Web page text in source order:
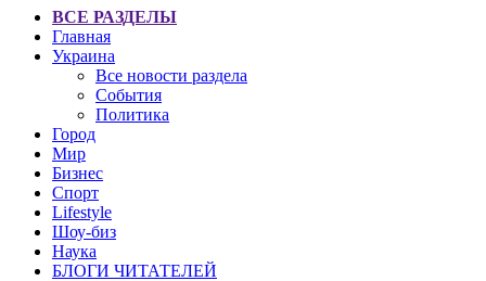
ВСЕ РАЗДЕЛЫ
Главная
Украина
Все новости раздела
События
Политика
Город
Мир
Бизнес
Спорт
Lifestyle
Шоу-биз
Наука
БЛОГИ ЧИТАТЕЛЕЙ